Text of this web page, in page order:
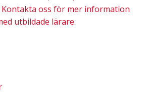
oss för mer information
utbildade lärare.